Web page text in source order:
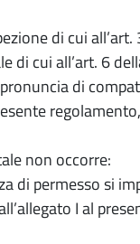
di cui
di cui all’art. 6
di
non occorre:
di permesso si
I al